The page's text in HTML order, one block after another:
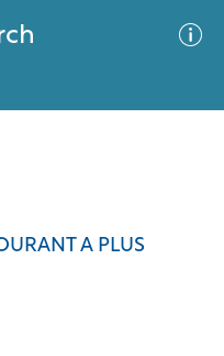
A PLUS
criteria